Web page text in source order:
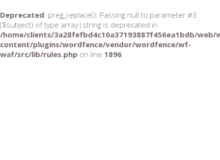
Deprecated: preg_replace(): Passing null to parameter #3
($subject) of type array|string is deprecated in
/home/clients/3a28fefbd4c10a37193887f456ea1bdb/web/
content/plugins/wordfence/vendor/wordfence/wf-
waf/src/lib/rules.php on line 1896